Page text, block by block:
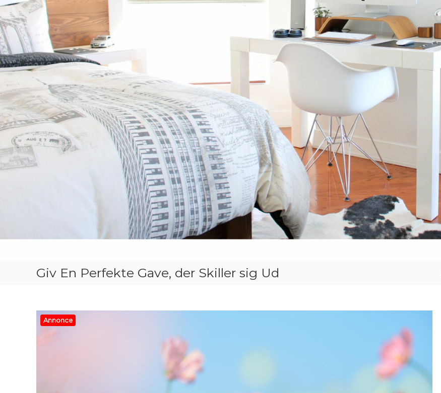
Giv En Perfekte Gave, der Skiller sig Ud
Annonce